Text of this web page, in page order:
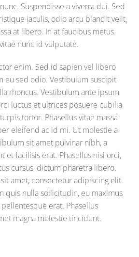
Suspendisse a viverra dui. Sed
iaculis, odio arcu blandit velit,
at libero. In at faucibus metus.
nunc id vulputate.
enim. Sed id sapien vel libero
eu sed odio. Vestibulum suscipit
rhoncus. Vestibulum ante ipsum
luctus et ultrices posuere cubilia
tortor. Phasellus vitae massa
eleifend ac id mi. Ut molestie a
sit amet pulvinar nibh, a
et facilisis erat. Phasellus nisi orci,
cursus, dictum pharetra libero.
amet, consectetur adipiscing elit.
quis nulla sollicitudin, eu maximus
erat. Phasellus
magna molestie tincidunt.